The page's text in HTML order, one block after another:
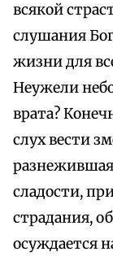
всякой
слушания
жизни для
Неужели
врата?
слух вести
сладости,
страдания,
осуждается